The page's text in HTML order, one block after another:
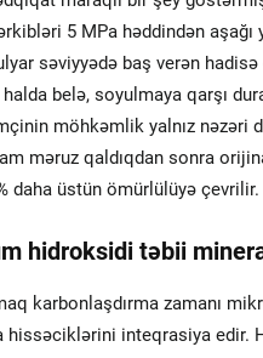
5 MPa həddindən aşağı
səviyyədə baş verən
halda belə, soyulmaya qarşı
möhkəmlik yalnız nəzəri
məruz qaldıqdan sonra
daha üstün ömürlülüyə çevrilir.
hidroksidi təbii
karbonlaşdırma zamanı
inteqrasiya edir.